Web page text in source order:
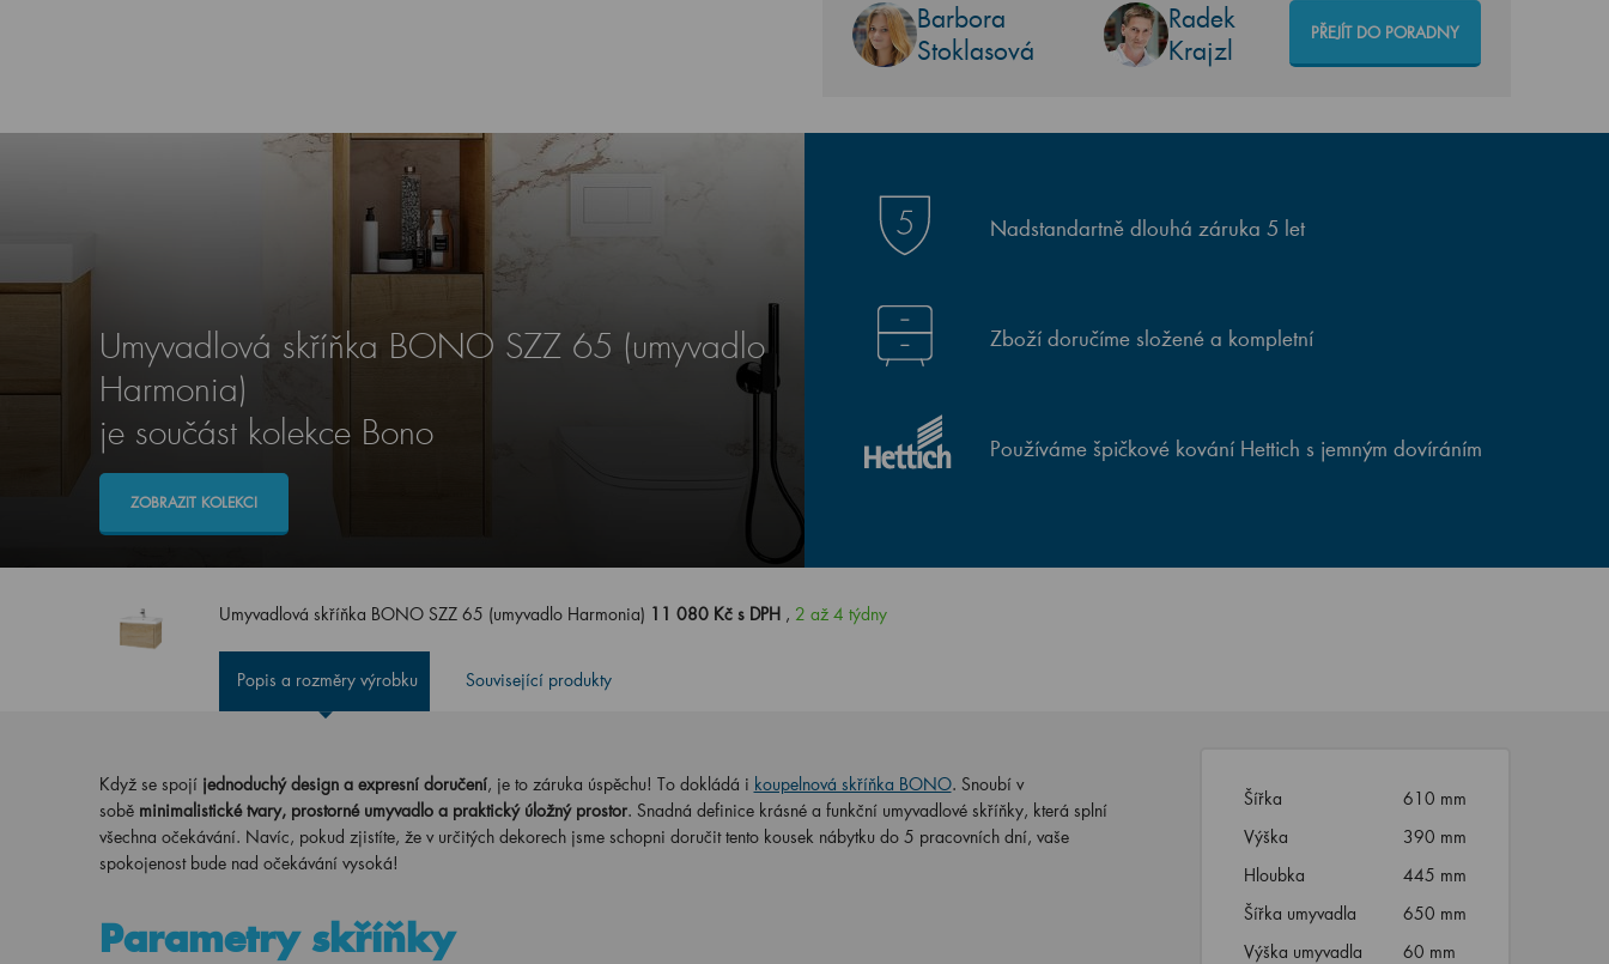
Barbora
Stoklasová
Radek
Krajzl
PŘEJÍT DO PORADNY
Umyvadlová skříňka BONO SZZ 65 (umyvadlo
Harmonia)
je součást kolekce Bono
ZOBRAZIT KOLEKCI
Nadstandartně dlouhá záruka 5 let
Zboží doručíme složené a kompletní
Používáme špičkové kování Hettich s jemným dovíráním
Umyvadlová skříňka BONO SZZ 65 (umyvadlo Harmonia) 11 080 Kč s DPH , 2 až 4 týdny
Popis a rozměry výrobku Související produkty
Když se spojí jednoduchý design a expresní doručení, je to záruka úspěchu! To dokládá i koupelnová skříňka BONO. Snoubí v
sobě minimalistické tvary, prostorné umyvadlo a praktický úložný prostor. Snadná definice krásné a funkční umyvadlové skříňky, která splní
všechna očekávání. Navíc, pokud zjistíte, že v určitých dekorech jsme schopni doručit tento kousek nábytku do 5 pracovních dní, vaše
spokojenost bude nad očekávání vysoká!
Parametry skříňky
Šířka
610 mm
Výška
390 mm
Hloubka
445 mm
Šířka umyvadla
650 mm
Výška umyvadla
60 mm